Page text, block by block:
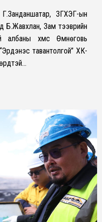
ЗГХЭГ-ын
Б.Жавхлан, Зам тээврийн
албаны хүмүүс Өмнөговь
тавантолгой” ХК-